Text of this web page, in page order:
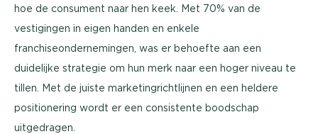
hoe de consument naar hen keek. Met 70% van de
vestigingen in eigen handen en enkele
franchiseondernemingen, was er behoefte aan een
duidelijke strategie om hun merk naar een hoger niveau te
tillen. Met de juiste marketingrichtlijnen en een heldere
positionering wordt er een consistente boodschap
uitgedragen.